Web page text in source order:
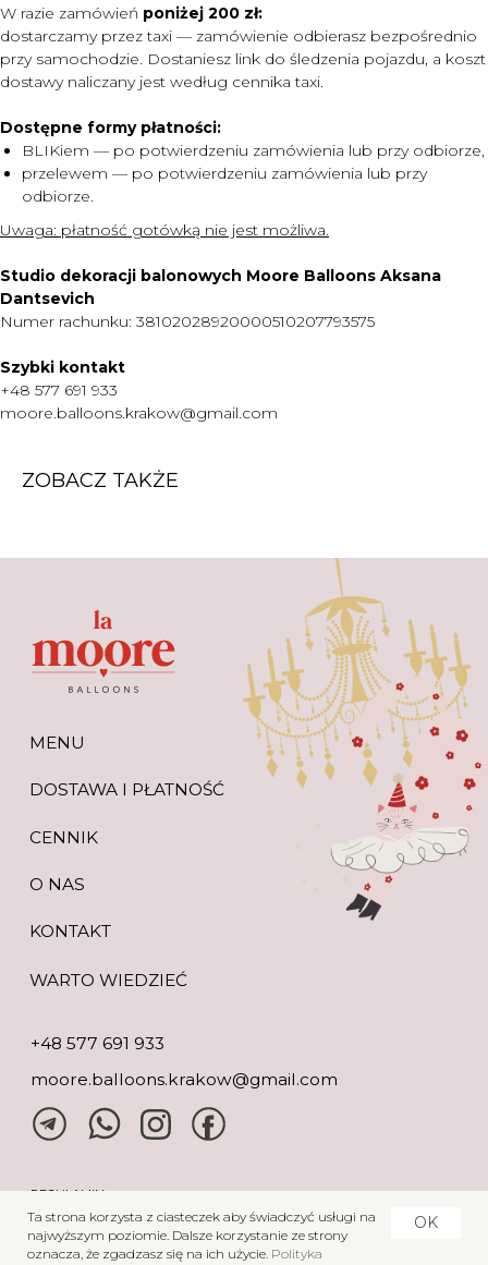
W razie zamówień poniżej 200 zł:
dostarczamy przez taxi — zamówienie odbierasz bezpośrednio
przy samochodzie. Dostaniesz link do śledzenia pojazdu, a koszt
dostawy naliczany jest według cennika taxi.
Dostępne formy płatności:
BLIKiem — po potwierdzeniu zamówienia lub przy odbiorze,
przelewem — po potwierdzeniu zamówienia lub przy
odbiorze.
Uwaga: płatność gotówką nie jest możliwa.
Studio dekoracji balonowych Moore Balloons Aksana
Dantsevich
Numer rachunku: 38102028920000510207793575
Szybki kontakt
+48 577 691 933
moore.balloons.krakow@gmail.com
ZOBACZ TAKŻE
+48 577 691 933
KONTAKT
O NAS
DOSTAWA I PŁATNOŚĆ
WARTO WIEDZIEĆ
TWORZENIE STRONY
MENU
Ta strona korzysta z ciasteczek aby świadczyć usługi na
najwyższym poziomie. Dalsze korzystanie ze strony
oznacza, że zgadzasz się na ich użycie. Polityka
OK